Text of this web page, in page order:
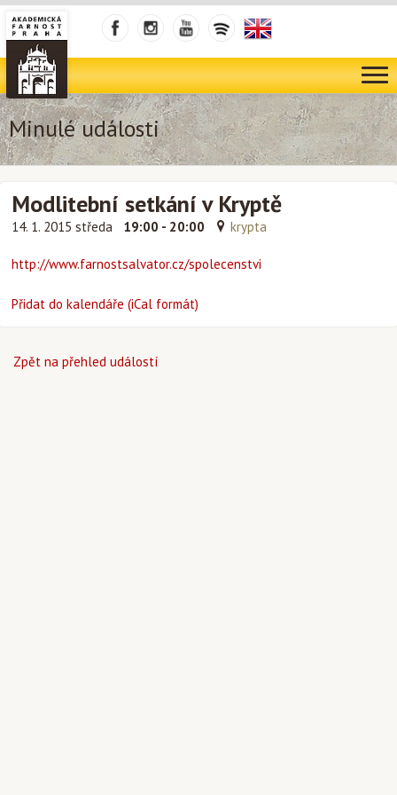
Minulé události
Modlitební setkání v Kryptě
14. 1. 2015 středa 19:00 - 20:00 krypta
http://www.farnostsalvator.cz/spolecenstvi
Přidat do kalendáře (iCal formát)
Zpět na přehled událostí